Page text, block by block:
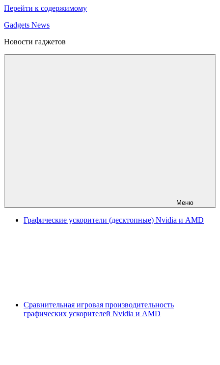
Перейти к содержимому
Gadgets News
Новости гаджетов
Меню
Графические ускорители (десктопные) Nvidia и AMD
Сравнительная игровая производительность
графических ускорителей Nvidia и AMD